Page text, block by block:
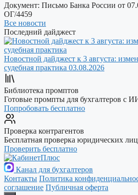
Документ: Письмо Банка России от
ОГ/4459
Все новости
Последний дайджест
Новостной дайджест к 3 августа:
судебная практика 03.08.2026
Библиотека промптов
Готовые промпты для бухгалтеров с
Попробовать бесплатно
Проверка контрагентов
Бесплатная проверка юридических
Проверить бесплатно
Канал для бухгалтеров
Контакты Политика
соглашение Публичная оферта